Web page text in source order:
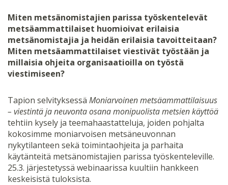
Miten metsänomistajien parissa työskentelevät
metsäammattilaiset huomioivat erilaisia
metsänomistajia ja heidän erilaisia tavoitteitaan?
Miten metsäammattilaiset viestivät työstään ja
millaisia ohjeita organisaatioilla on työstä
viestimiseen?
Tapion selvityksessä Moniarvoinen metsäammattilaisuus
– viestintä ja neuvonta osana monipuolista metsien käyttöä
tehtiin kysely ja teemahaastatteluja, joiden pohjalta
kokosimme moniarvoisen metsäneuvonnan
nykytilanteen sekä toimintaohjeita ja parhaita
käytänteitä metsänomistajien parissa työskenteleville.
25.3. järjestetyssä webinaarissa kuultiin hankkeen
keskeisistä tuloksista.